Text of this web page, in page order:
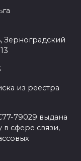
Зерноградский
из реестра
79029 выдана
сфере связи,